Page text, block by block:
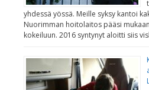
yhdessä yössä. Meille syksy kantoi
Nuorimman hoitolaitos pääsi
kokeiluun. 2016 syntynyt aloitti siis